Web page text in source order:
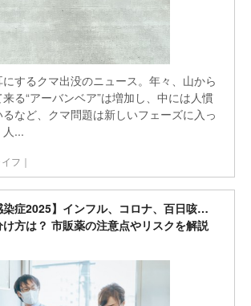
するクマ出没のニュース。年々、山から
る“アーバンベア”は増加し、中には人慣
など、クマ問題は新しいフェーズに入っ
人...
イフ｜
染症2025】インフル、コロナ、百日咳…
方は？ 市販薬の注意点やリスクを解説